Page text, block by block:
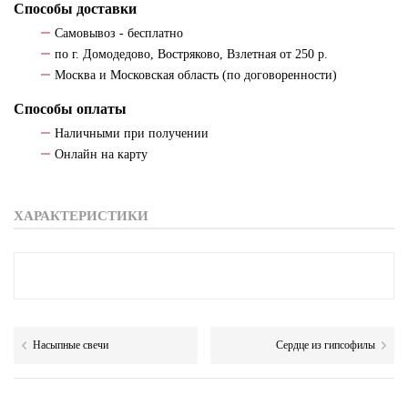
Способы доставки
Самовывоз - бесплатно
по г. Домодедово, Востряково, Взлетная от 250 р.
Москва и Московская область (по договоренности)
Способы оплаты
Наличными при получении
Онлайн на карту
ХАРАКТЕРИСТИКИ
Насыпные свечи Сердце из гипсофилы